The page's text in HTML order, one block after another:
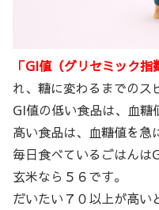
「GI値（グリセミック指
れ、糖に変わるまでのス
GI値の低い食品は、血糖
高い食品は、血糖値を急
毎日食べているごはんは
玄米なら５６です。
だいたい７０以上が高い